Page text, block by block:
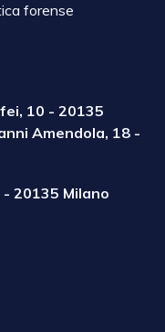
forense
10 - 20135
Amendola, 18 -
20135 Milano